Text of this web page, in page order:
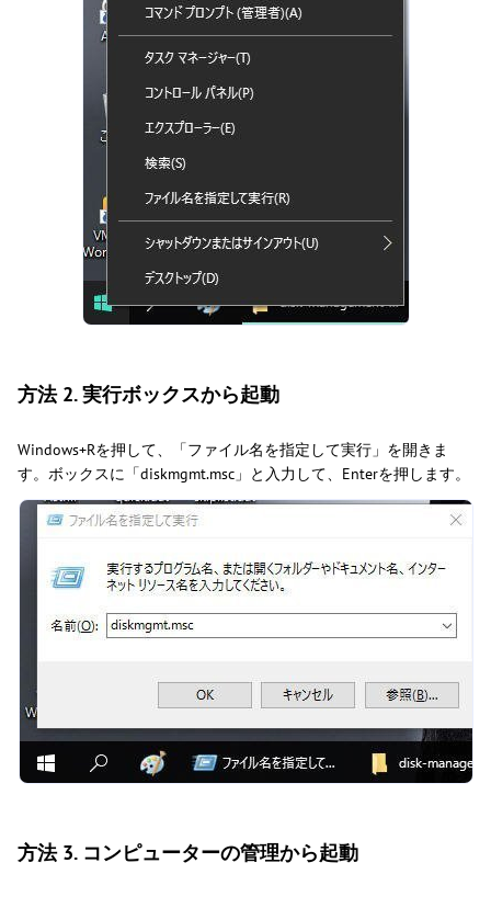
方法 2. 実行ボックスから起動
Windows+Rを押して、「ファイル名を指定して実行」を開きま
す。ボックスに「diskmgmt.msc」と入力して、Enterを押します。
方法 3. コンピューターの管理から起動